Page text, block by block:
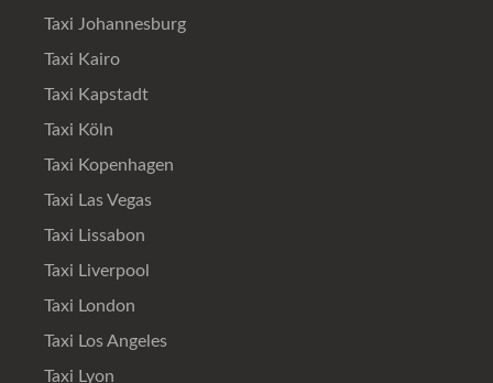
Taxi Johannesburg
Taxi Kairo
Taxi Kapstadt
Taxi Köln
Taxi Kopenhagen
Taxi Las Vegas
Taxi Lissabon
Taxi Liverpool
Taxi London
Taxi Los Angeles
Taxi Lyon